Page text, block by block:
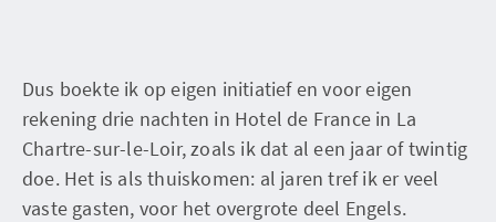
Dus boekte ik op eigen initiatief en voor eigen
rekening drie nachten in Hotel de France in La
Chartre-sur-le-Loir, zoals ik dat al een jaar of twintig
doe. Het is als thuiskomen: al jaren tref ik er veel
vaste gasten, voor het overgrote deel Engels.